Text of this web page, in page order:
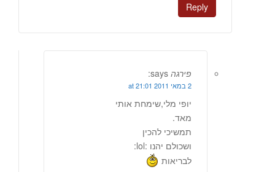
Reply
פירגה says:
2 במאי 2011 at 21:01
יופי מלי,שימחת אותי
מאד.
תמשיכי להכין
ושכולם יהנו :lol:
לבריאות